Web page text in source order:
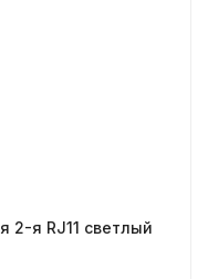
2-я RJ11 светлый